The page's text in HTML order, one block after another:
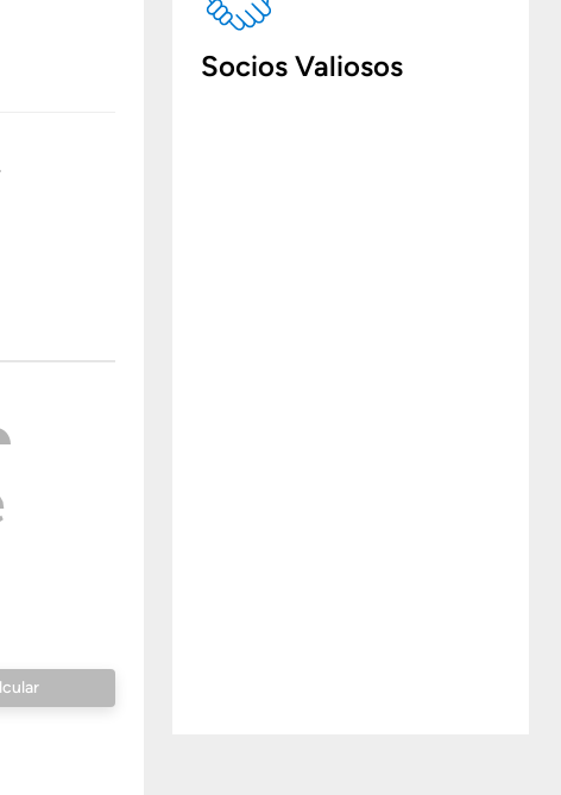
Socios Valiosos